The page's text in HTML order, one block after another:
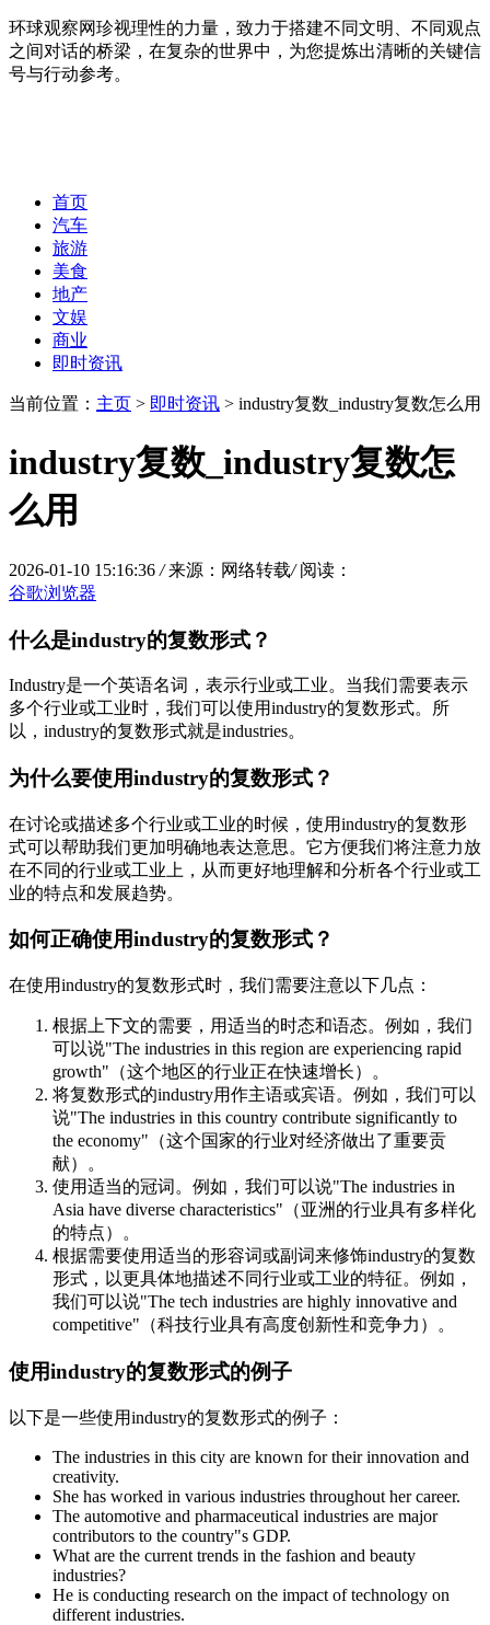
环球观察网珍视理性的力量，致力于搭建不同文明、不同观点
之间对话的桥梁，在复杂的世界中，为您提炼出清晰的关键信
号与行动参考。
首页
汽车
旅游
美食
地产
文娱
商业
即时资讯
当前位置： 主页 > 即时资讯 > industry复数_industry复数怎么用
industry复数_industry复数怎
么用
2026-01-10 15:16:36 / 来源：网络转载/ 阅读：
谷歌浏览器
什么是industry的复数形式？
Industry是一个英语名词，表示行业或工业。当我们需要表示
多个行业或工业时，我们可以使用industry的复数形式。所
以，industry的复数形式就是industries。
为什么要使用industry的复数形式？
在讨论或描述多个行业或工业的时候，使用industry的复数形
式可以帮助我们更加明确地表达意思。它方便我们将注意力放
在不同的行业或工业上，从而更好地理解和分析各个行业或工
业的特点和发展趋势。
如何正确使用industry的复数形式？
在使用industry的复数形式时，我们需要注意以下几点：
根据上下文的需要，用适当的时态和语态。例如，我们
可以说"The industries in this region are experiencing rapid
growth"（这个地区的行业正在快速增长）。
将复数形式的industry用作主语或宾语。例如，我们可以
说"The industries in this country contribute significantly to
the economy"（这个国家的行业对经济做出了重要贡
献）。
使用适当的冠词。例如，我们可以说"The industries in
Asia have diverse characteristics"（亚洲的行业具有多样化
的特点）。
根据需要使用适当的形容词或副词来修饰industry的复数
形式，以更具体地描述不同行业或工业的特征。例如，
我们可以说"The tech industries are highly innovative and
competitive"（科技行业具有高度创新性和竞争力）。
使用industry的复数形式的例子
以下是一些使用industry的复数形式的例子：
The industries in this city are known for their innovation and
creativity.
She has worked in various industries throughout her career.
The automotive and pharmaceutical industries are major
contributors to the country"s GDP.
What are the current trends in the fashion and beauty
industries?
He is conducting research on the impact of technology on
different industries.